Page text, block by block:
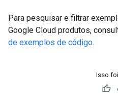
Para pesquisar e filtrar
Google Cloud produtos,
de exemplos de código.
Isso